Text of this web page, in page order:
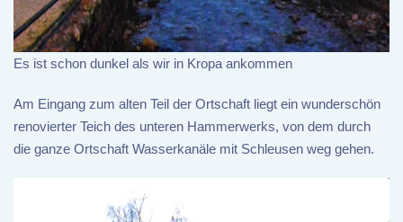
Es ist schon dunkel als wir in Kropa ankommen
Am Eingang zum alten Teil der Ortschaft liegt ein wunderschön
renovierter Teich des unteren Hammerwerks, von dem durch
die ganze Ortschaft Wasserkanäle mit Schleusen weg gehen.